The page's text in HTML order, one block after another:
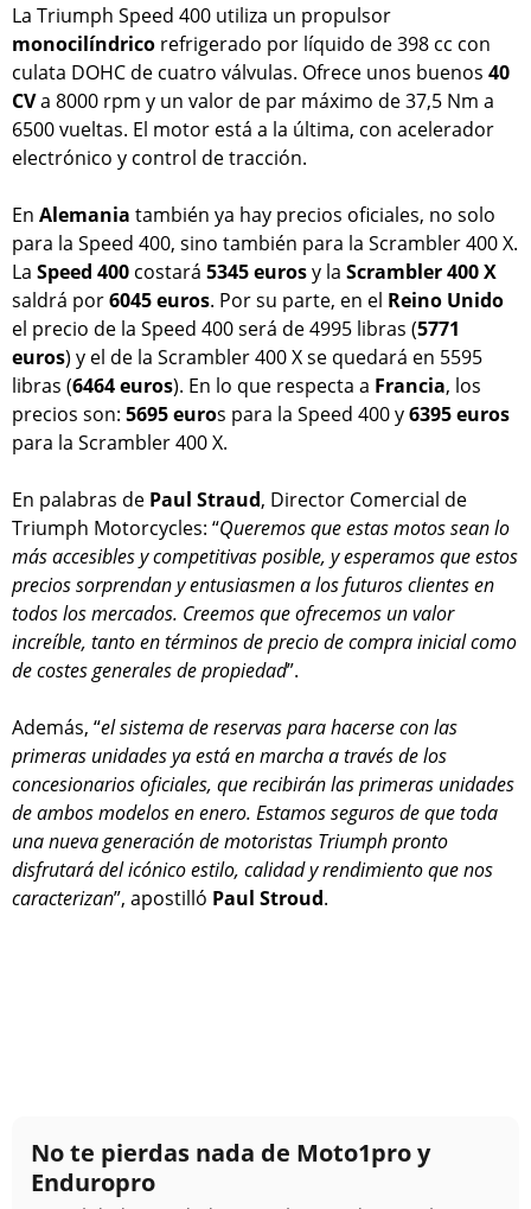
La Triumph Speed 400 utiliza un propulsor
monocilíndrico refrigerado por líquido de 398 cc con
culata DOHC de cuatro válvulas. Ofrece unos buenos 40
CVa 8000 rpm y un valor de par máximo de 37,5 Nm a
6500 vueltas. El motor está a la última, con acelerador
electrónico y control de tracción.
En Alemania también ya hay precios oficiales, no solo
para la Speed 400, sino también para la Scrambler 400 X.
La Speed 400 costará 5345 eurosy la Scrambler 400 X
saldrá por6045euros. Por su parte, en el Reino Unido
el precio de la Speed 400 será de 4995 libras (5771
euros) y el de la Scrambler 400 X se quedará en 5595
libras (6464 euros). En lo que respecta a Francia, los
precios son: 5695 euros para la Speed 400 y6395 euros
para la Scrambler 400 X.
En palabras de Paul Straud, Director Comercial de
Triumph Motorcycles: “Queremos que estas motos sean lo
más accesibles y competitivas posible, y esperamos que estos
precios sorprendan y entusiasmen a los futuros clientes en
todos los mercados. Creemos que ofrecemos un valor
increíble, tanto en términos de precio de compra inicial como
de costes generales de propiedad”.
Además, “el sistema de reservas para hacerse con las
primeras unidades ya está en marcha a través de los
concesionarios oficiales, que recibirán las primeras unidades
de ambos modelos en enero. Estamos seguros de que toda
una nueva generación de motoristas Triumph pronto
disfrutará del icónico estilo, calidad y rendimiento que nos
caracterizan”, apostilló Paul Stroud.
No te pierdas nada de Moto1pro y
Enduropro